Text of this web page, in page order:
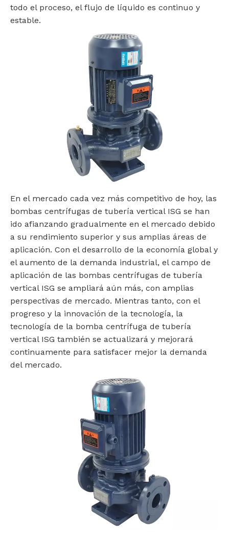
todo el proceso, el flujo de líquido es continuo y
estable.
En el mercado cada vez más competitivo de hoy, las
bombas centrífugas de tubería vertical ISG se han
ido afianzando gradualmente en el mercado debido
a su rendimiento superior y sus amplias áreas de
aplicación. Con el desarrollo de la economía global y
el aumento de la demanda industrial, el campo de
aplicación de las bombas centrífugas de tubería
vertical ISG se ampliará aún más, con amplias
perspectivas de mercado. Mientras tanto, con el
progreso y la innovación de la tecnología, la
tecnología de la bomba centrífuga de tubería
vertical ISG también se actualizará y mejorará
continuamente para satisfacer mejor la demanda
del mercado.